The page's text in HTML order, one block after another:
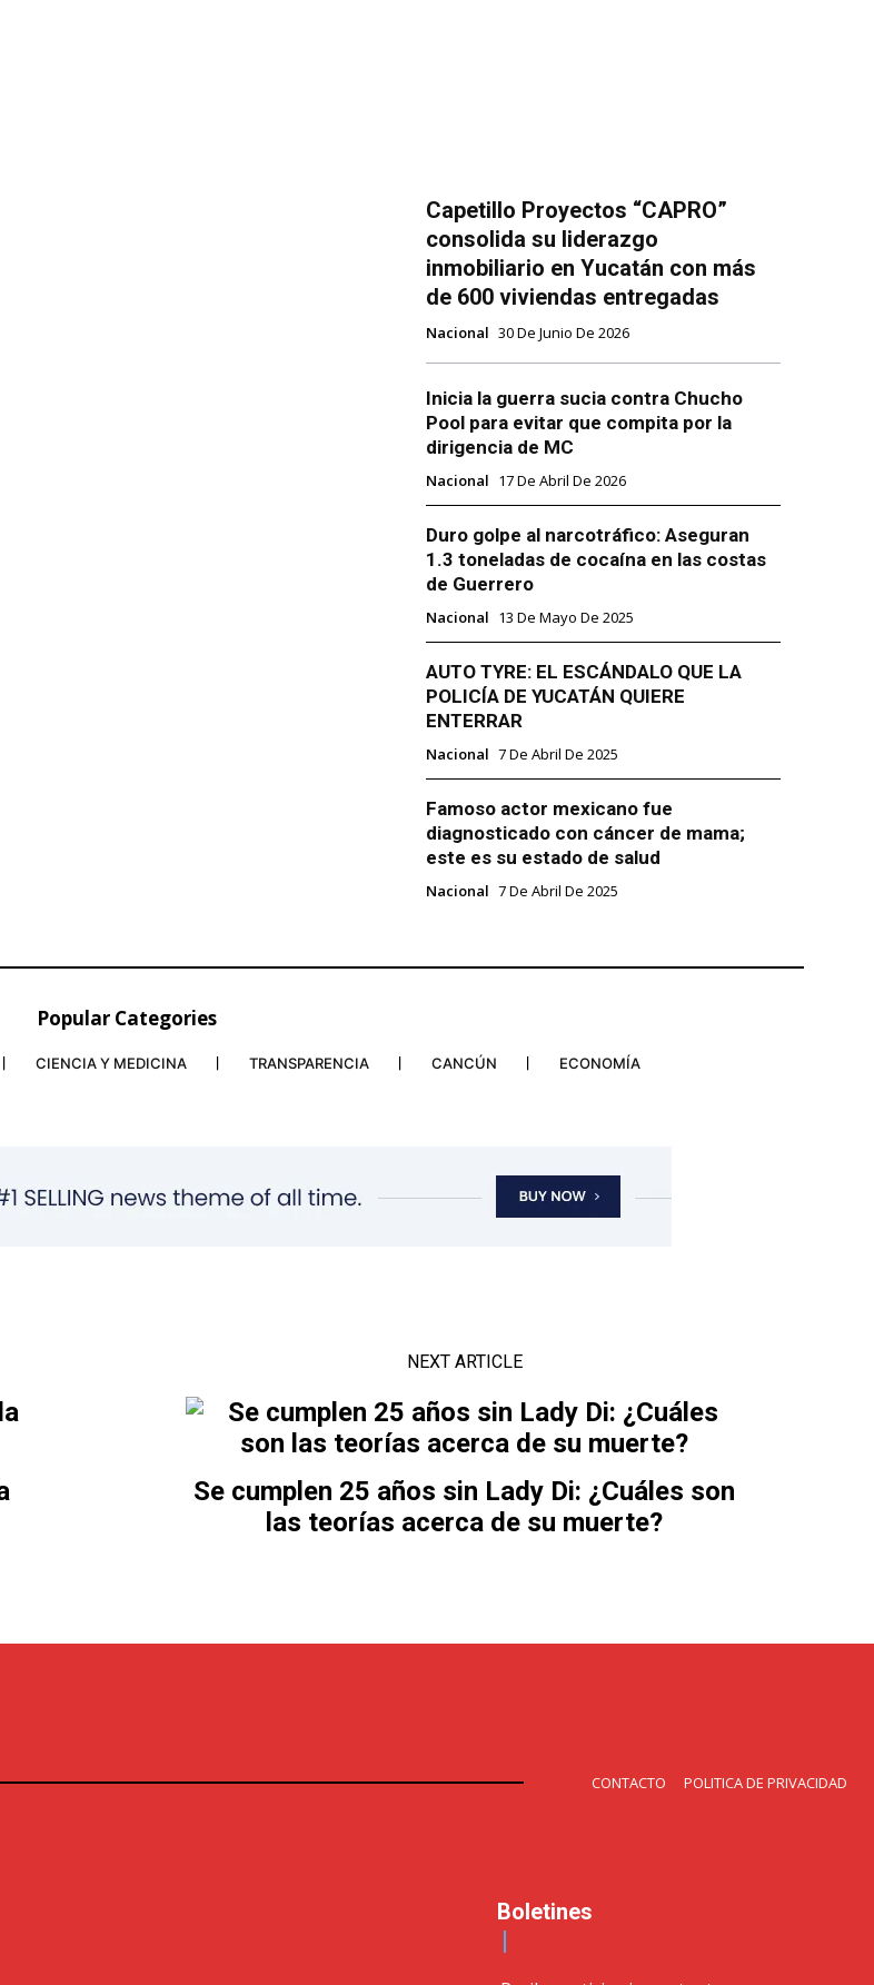
Capetillo Proyectos “CAPRO”
consolida su liderazgo
inmobiliario en Yucatán con más
de 600 viviendas entregadas
Nacional 30 De Junio De 2026
Inicia la guerra sucia contra Chucho
Pool para evitar que compita por la
dirigencia de MC
Nacional 17 De Abril De 2026
Duro golpe al narcotráfico: Aseguran
1.3 toneladas de cocaína en las costas
de Guerrero
Nacional 13 De Mayo De 2025
AUTO TYRE: EL ESCÁNDALO QUE LA
POLICÍA DE YUCATÁN QUIERE
ENTERRAR
Nacional 7 De Abril De 2025
Famoso actor mexicano fue
diagnosticado con cáncer de mama;
este es su estado de salud
Nacional 7 De Abril De 2025
Popular Categories
CIENCIA Y MEDICINA TRANSPARENCIA CANCÚN ECONOMÍA
NEXT ARTICLE
Se cumplen 25 años sin Lady Di: ¿Cuáles son
las teorías acerca de su muerte?
CONTACTO POLITICA DE PRIVACIDAD
Boletines